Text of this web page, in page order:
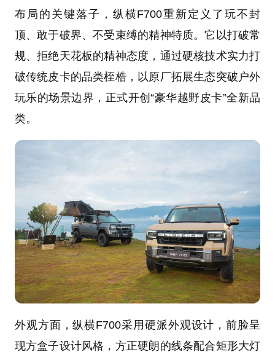
布局的关键落子，纵横F700重新定义了玩不封
顶、敢于破界、不受束缚的精神特质。它以打破常
规、拒绝天花板的精神态度，通过硬核技术实力打
破传统皮卡的品类桎梏，以原厂拓展生态突破户外
玩乐的场景边界，正式开创“豪华越野皮卡”全新品
类。
外观方面，纵横F700采用硬派外观设计，前脸呈
现方盒子设计风格，方正硬朗的线条配合矩形大灯